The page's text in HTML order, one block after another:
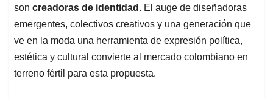
son creadoras de identidad . El auge de diseñadoras
emergentes, colectivos creativos y una generación que
ve en la moda una herramienta de expresión política,
estética y cultural convierte al mercado colombiano en
terreno fértil para esta propuesta.